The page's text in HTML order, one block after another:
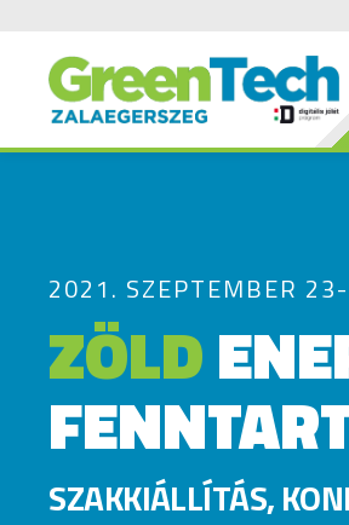
2021. SZEPTEMBER
ZÖLD
SZAKKIÁLLÍTÁS,